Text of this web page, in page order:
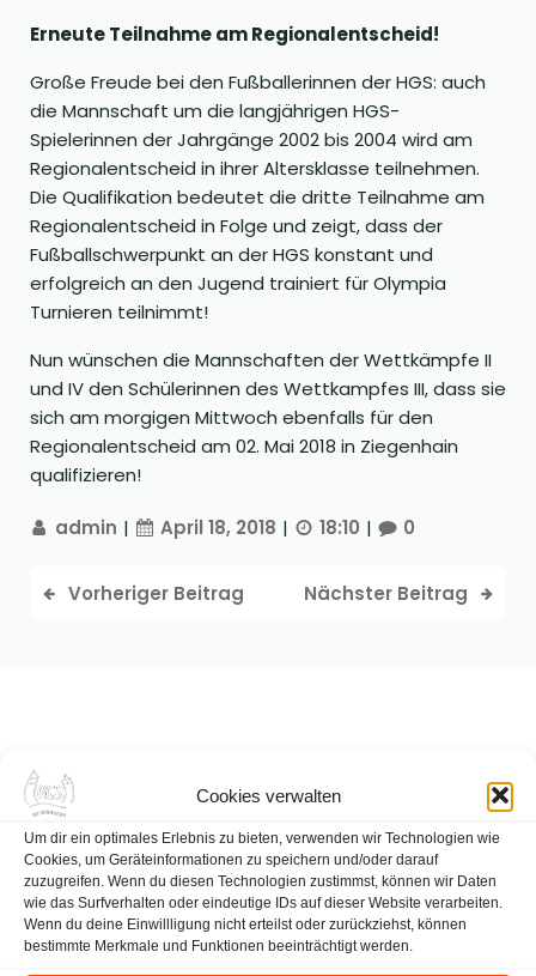
Cookies verwalten
Um dir ein optimales Erlebnis zu bieten, verwenden wir Technologien wie
Cookies, um Geräteinformationen zu speichern und/oder darauf
zuzugreifen. Wenn du diesen Technologien zustimmst, können wir Daten
wie das Surfverhalten oder eindeutige IDs auf dieser Website verarbeiten.
Wenn du deine Einwillligung nicht erteilst oder zurückziehst, können
bestimmte Merkmale und Funktionen beeinträchtigt werden.
Erneute Teilnahme am Regionalentscheid!
Große Freude bei den Fußballerinnen der HGS: auch
die Mannschaft um die langjährigen HGS-
Spielerinnen der Jahrgänge 2002 bis 2004 wird am
Regionalentscheid in ihrer Altersklasse teilnehmen.
Die Qualifikation bedeutet die dritte Teilnahme am
Regionalentscheid in Folge und zeigt, dass der
Fußballschwerpunkt an der HGS konstant und
erfolgreich an den Jugend trainiert für Olympia
Turnieren teilnimmt!
Nun wünschen die Mannschaften der Wettkämpfe II
und IV den Schülerinnen des Wettkampfes III, dass sie
sich am morgigen Mittwoch ebenfalls für den
Regionalentscheid am 02. Mai 2018 in Ziegenhain
qualifizieren!
admin | April 18, 2018 | 18:10 | 0
Vorheriger Beitrag Nächster Beitrag